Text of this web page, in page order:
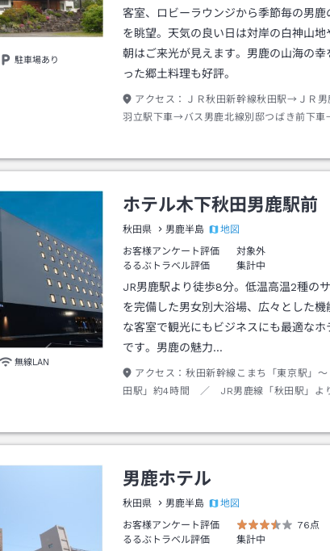
駐車場あり
客室、ロビーラウンジから季節毎の男鹿
を眺望。天気の良い日は対岸の白神山地
朝はご来光が見えます。男鹿の山海の幸
った郷土料理も好評。
アクセス：
ＪＲ秋田新幹線秋田駅→ＪＲ男
羽立駅下車→バス男鹿北線別邸つばき前下
無線LAN
ホテル木下秋田男鹿駅前
秋田県 男鹿半島
地図
お客様アンケート評価
対象外
るるぶトラベル評価
集計中
JR男鹿駅より徒歩8分。低温高温2種の
を完備した男女別大浴場、広々とした機
な客室で観光にもビジネスにも最適なホ
です。男鹿の魅力…
アクセス： 秋田新幹線こまち「東京駅」～
田駅」約4時間 ／ JR男鹿線「秋田駅」よ
男鹿ホテル
秋田県 男鹿半島
地図
お客様アンケート評価
76点
るるぶトラベル評価
集計中